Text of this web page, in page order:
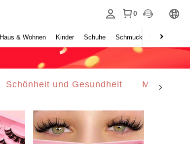
0
Haus & Wohnen Kinder Schuhe Schmuck & Accessoires
Schönheit und Gesundheit Männer